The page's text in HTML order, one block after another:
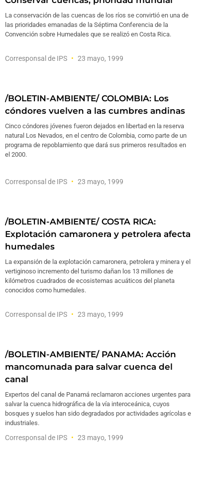
La conservación de las cuencas de los ríos se convirtió en una de
las prioridades emanadas de la Séptima Conferencia de la
Convención sobre Humedales que se realizó en Costa Rica.
Corresponsal de IPS 23 mayo, 1999
/BOLETIN-AMBIENTE/ COLOMBIA: Los
cóndores vuelven a las cumbres andinas
Cinco cóndores jóvenes fueron dejados en libertad en la reserva
natural Los Nevados, en el centro de Colombia, como parte de un
programa de repoblamiento que dará sus primeros resultados en
el 2000.
Corresponsal de IPS 23 mayo, 1999
/BOLETIN-AMBIENTE/ COSTA RICA:
Explotación camaronera y petrolera afecta
humedales
La expansión de la explotación camaronera, petrolera y minera y el
vertiginoso incremento del turismo dañan los 13 millones de
kilómetros cuadrados de ecosistemas acuáticos del planeta
conocidos como humedales.
Corresponsal de IPS 23 mayo, 1999
/BOLETIN-AMBIENTE/ PANAMA: Acción
mancomunada para salvar cuenca del
canal
Expertos del canal de Panamá reclamaron acciones urgentes para
salvar la cuenca hidrográfica de la vía interoceánica, cuyos
bosques y suelos han sido degradados por actividades agrícolas e
industriales.
Corresponsal de IPS 23 mayo, 1999